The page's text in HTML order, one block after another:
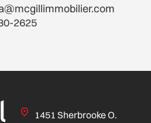
2625
1451 Sherbrooke O.